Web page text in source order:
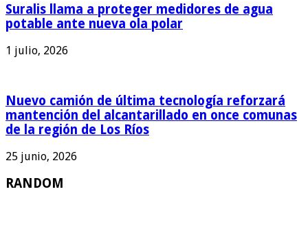
Suralis llama a proteger medidores de agua
potable ante nueva ola polar
1 julio, 2026
Nuevo camión de última tecnología reforzará
mantención del alcantarillado en once comunas
de la región de Los Ríos
25 junio, 2026
RANDOM